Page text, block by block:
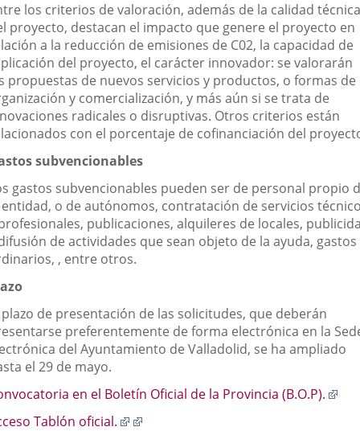
los criterios de valoración, además de la calidad técnica
proyecto, destacan el impacto que genere el proyecto en
a la reducción de emisiones de C02, la capacidad de
del proyecto, el carácter innovador: se valorarán
propuestas de nuevos servicios y productos, o formas de
y comercialización, y más aún si se trata de
radicales o disruptivas. Otros criterios están
con el porcentaje de cofinanciación del
subvencionables
gastos subvencionables pueden ser de personal propio
o de autónomos, contratación de servicios
publicaciones, alquileres de locales,
de actividades que sean objeto de la ayuda, gastos
, entre otros.
plazo de presentación de las solicitudes, que deberán
preferentemente de forma electrónica en la
del Ayuntamiento de Valladolid, se ha ampliado
el 29 de mayo.
en el Boletín Oficial de la Provincia (B.O.P).
Tablón oficial.
Enlace